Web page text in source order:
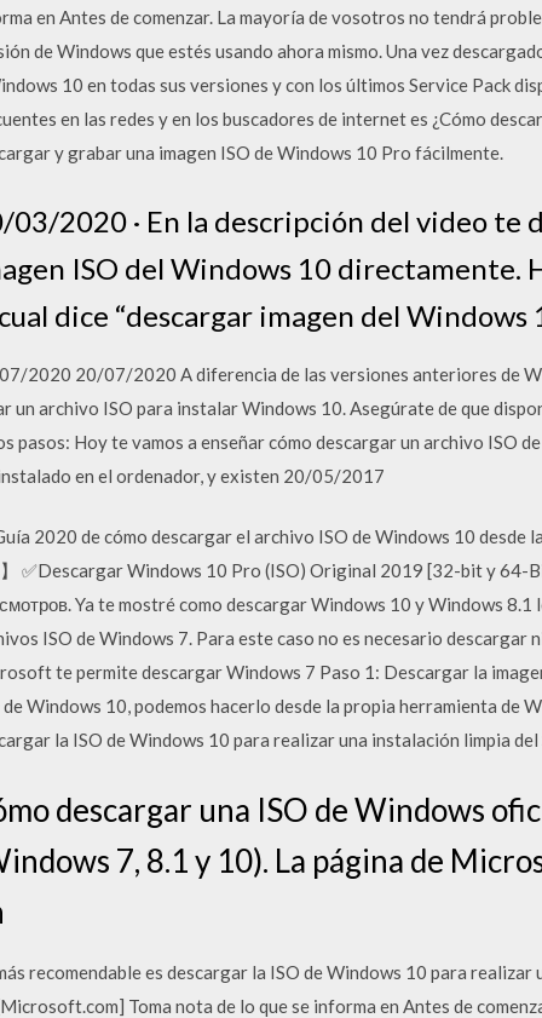
en Antes de comenzar. La mayoría de vosotros no tendrá
de Windows que estés usando ahora mismo. Una vez
10 en todas sus versiones y con los últimos Service Pack
en las redes y en los buscadores de internet es ¿Cómo
y grabar una imagen ISO de Windows 10 Pro fácilmente.
03/2020 · En la descripción del video te
ISO del Windows 10 directamente.
dice “descargar imagen del Windows
2020 20/07/2020 A diferencia de las versiones anteriores de
un archivo ISO para instalar Windows 10. Asegúrate de que
pasos: Hoy te vamos a enseñar cómo descargar un archivo ISO
en el ordenador, y existen 20/05/2017
2020 de cómo descargar el archivo ISO de Windows 10
✅Descargar Windows 10 Pro (ISO) Original 2019 [32-bit y
Ya te mostré como descargar Windows 10 y Windows
ISO de Windows 7. Para este caso no es necesario
te permite descargar Windows 7 Paso 1: Descargar la
de Windows 10, podemos hacerlo desde la propia herramienta de
la ISO de Windows 10 para realizar una instalación limpia
descargar una ISO de Windows
7, 8.1 y 10). La página de
recomendable es descargar la ISO de Windows 10 para
Toma nota de lo que se informa en Antes de